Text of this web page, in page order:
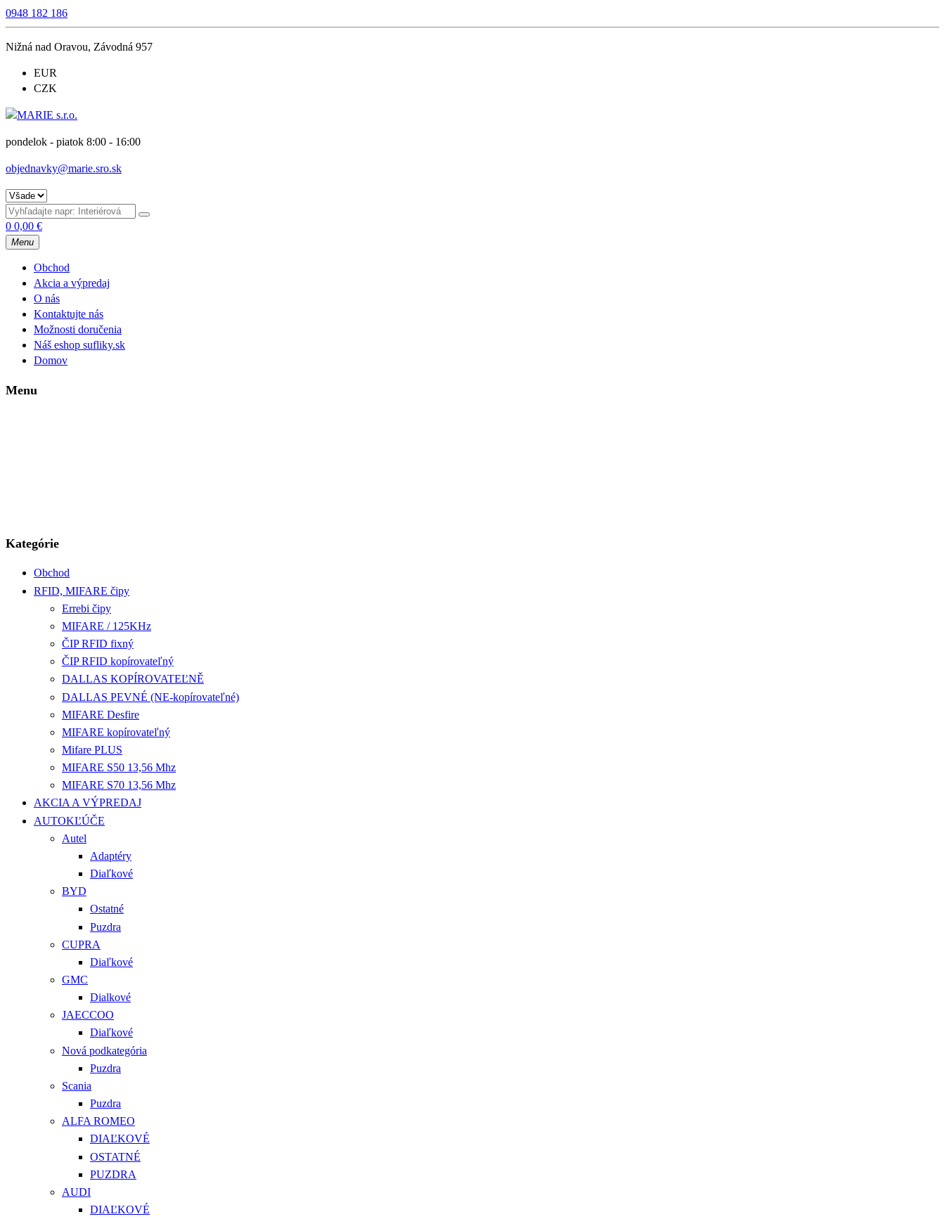
0948 182 186
Nižná nad Oravou, Závodná 957
EUR
CZK
pondelok - piatok 8:00 - 16:00
objednavky@marie.sro.sk
0 0,00 €
Menu
Obchod
Akcia a výpredaj
O nás
Kontaktujte nás
Možnosti doručenia
Náš eshop sufliky.sk
Domov
Menu
Kategórie
Obchod
RFID, MIFARE čipy
Errebi čipy
MIFARE / 125KHz
ČIP RFID fixný
ČIP RFID kopírovateľný
DALLAS KOPÍROVATEĽNĚ
DALLAS PEVNÉ (NE-kopírovateľné)
MIFARE Desfire
MIFARE kopírovateľný
Mifare PLUS
MIFARE S50 13,56 Mhz
MIFARE S70 13,56 Mhz
AKCIA A VÝPREDAJ
AUTOKĽÚČE
Autel
Adaptéry
Diaľkové
BYD
Ostatné
Puzdra
CUPRA
Diaľkové
GMC
Dialkové
JAECCOO
Diaľkové
Nová podkategória
Puzdra
Scania
Puzdra
ALFA ROMEO
DIAĽKOVÉ
OSTATNÉ
PUZDRA
AUDI
DIAĽKOVÉ